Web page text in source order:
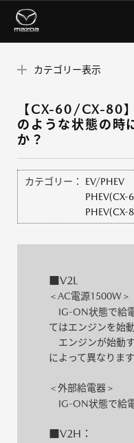
カテゴリー表示
【CX-60/CX-80
のような状態の時
か？
カテゴリー：
EV/PHEV
PHEV(CX-
PHEV(CX-
■V2L
＜ AC電源1500W ＞
IG-ON状態で給
てはエンジンを始
エンジンが始動
によって異なりま
＜ 外部給電器 ＞
IG-ON状態で給電
■V2H：